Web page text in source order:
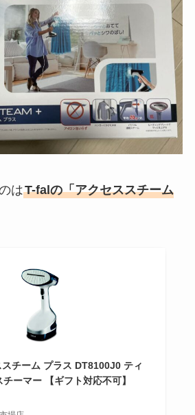
はT-falの「アクセススチーム
チーム プラス DT8100J0 ティ
ーマー 【ギフト対応不可】